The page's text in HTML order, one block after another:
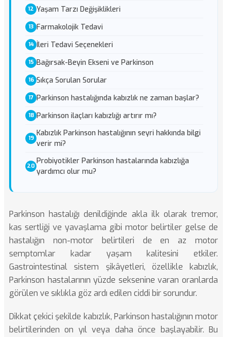
Yaşam Tarzı Değişiklikleri
Farmakolojik Tedavi
İleri Tedavi Seçenekleri
Bağırsak-Beyin Ekseni ve Parkinson
Sıkça Sorulan Sorular
Parkinson hastalığında kabızlık ne zaman başlar?
Parkinson ilaçları kabızlığı artırır mı?
Kabızlık Parkinson hastalığının seyri hakkında bilgi
verir mi?
Probiyotikler Parkinson hastalarında kabızlığa
yardımcı olur mu?
Parkinson hastalığı denildiğinde akla ilk olarak tremor,
kas sertliği ve yavaşlama gibi motor belirtiler gelse de
hastalığın non-motor belirtileri de en az motor
semptomlar kadar yaşam kalitesini etkiler.
Gastrointestinal sistem şikâyetleri, özellikle kabızlık,
Parkinson hastalarının yüzde seksenine varan oranlarda
görülen ve sıklıkla göz ardı edilen ciddi bir sorundur.
Dikkat çekici şekilde kabızlık, Parkinson hastalığının motor
belirtilerinden on yıl veya daha önce başlayabilir. Bu